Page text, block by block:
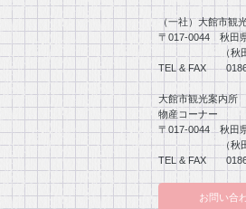
（一社）大館市観
〒017-0044 秋田
（秋田犬
TEL & FAX
大館市観光案内所
物産コーナー
〒017-0044 秋田
（秋田犬
TEL & FAX
お問い合